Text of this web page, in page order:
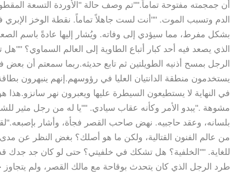
أن جمجمته مفتوحة تماماً.""تم وصف حالة "الأوردة التسعة
الدم وتسبب الموت. ""أنت لست جاهلاً تماماً. نقطة الوخز
بشكل مفرط، مما سيؤدي إلى وفاته. ويُشار إليها عادةً باسم
الذي يصعد فيه أحد كبار أتباع الطاوية إلى العالم السماوي؟
الرجل بمسح أذنيه الطويلتين ثم تابع حديثه.ربما سمعتم أن بعض
يستخدمون منطقة الدانتيان العليا في رؤوسهم.إنهم ينبهرون
في النهاية لا يستطيعون السيطرة عليها ويعبرون نهر سانزو.هذا
مشوهة ."يبدو الأمر وكأنه عقاب سيادي. ""يا له من رجل مثير
بلسانه، وعقد حاجبيه. نهض صاحب القصر فجأة، وأشار
من عالم الفنون القتالية، ولكن ما هو أصلك؟ بغض النظر عن
للغاية. ""الخلفية؟ هل تشكك في خلفيتي؟ حتى لو كان جد جدك قد
طرد الرجل الذي كان يتحدث بوقاحة مع مالك القصر، ولم يتجاوز